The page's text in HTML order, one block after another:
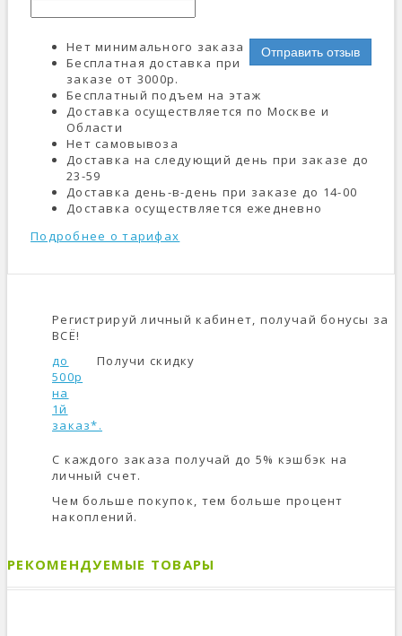
Отправить отзыв
Нет минимального заказа
Бесплатная доставка при
заказе от 3000р.
Бесплатный подъем на этаж
Доставка осуществляется по Москве и
Области
Нет самовывоза
Доставка на следующий день при заказе до
23-59
Доставка день-в-день при заказе до 14-00
Доставка осуществляется ежедневно
Подробнее о тарифах
Регистрируй личный кабинет, получай бонусы за
ВСЁ!
Получи скидку
до
500р
на
1й
заказ*.
С каждого заказа получай до 5% кэшбэк на
личный счет.
Чем больше покупок, тем больше процент
накоплений.
РЕКОМЕНДУЕМЫЕ ТОВАРЫ